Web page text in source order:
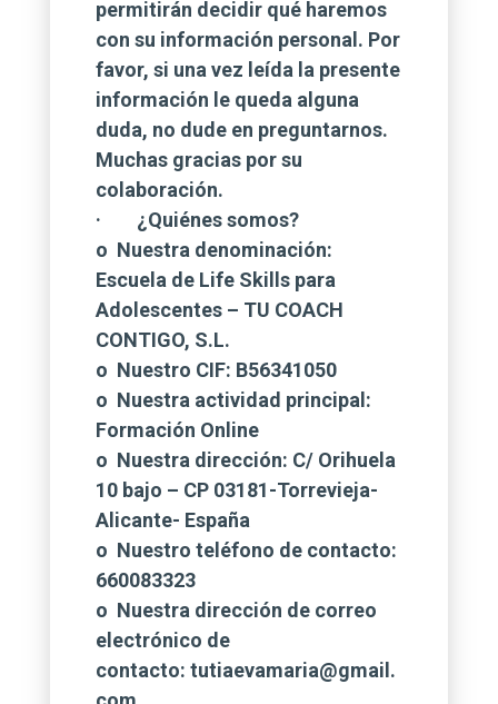
permitirán decidir qué haremos
con su información personal. Por
favor, si una vez leída la presente
información le queda alguna
duda, no dude en preguntarnos.
Muchas gracias por su
colaboración.
· ¿Quiénes somos?
o Nuestra denominación:
Escuela de Life Skills para
Adolescentes – TU COACH
CONTIGO, S.L.
o Nuestro CIF: B56341050
o Nuestra actividad principal:
Formación Online
o Nuestra dirección: C/ Orihuela
10 bajo – CP 03181-Torrevieja-
Alicante- España
o Nuestro teléfono de contacto:
660083323
o Nuestra dirección de correo
electrónico de
contacto:tutiaevamaria@gmail.